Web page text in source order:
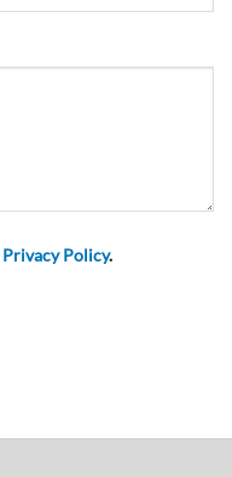
Privacy Policy.